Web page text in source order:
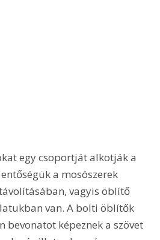
egy csoportját alkotják a
a mosószerek
vagyis öblítő
van. A bolti öblítők
bevonatot képeznek a szövet